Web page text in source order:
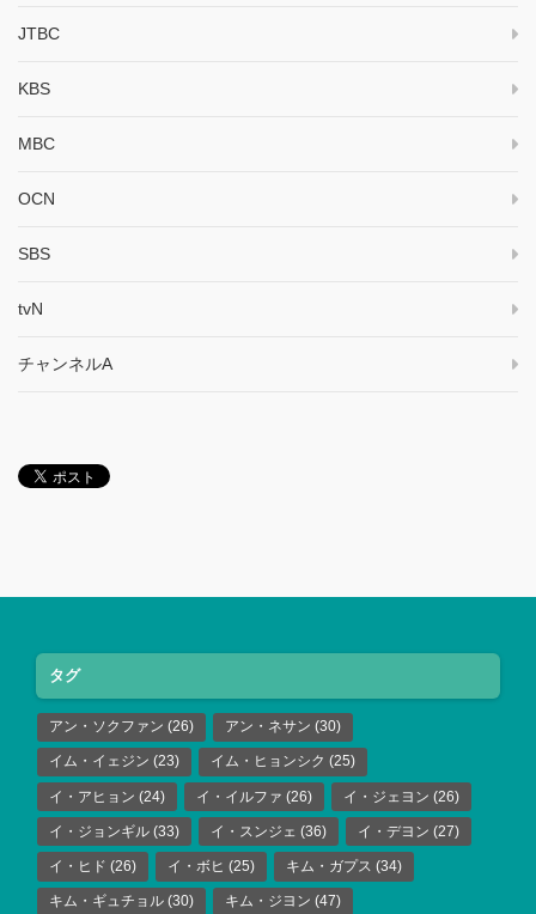
JTBC
KBS
MBC
OCN
SBS
tvN
チャンネルA
タグ
アン・ソクファン (26) アン・ネサン (30)
イム・イェジン (23) イム・ヒョンシク (25)
イ・アヒョン (24) イ・イルファ (26) イ・ジェヨン (26)
イ・ジョンギル (33) イ・スンジェ (36) イ・デヨン (27)
イ・ヒド (26) イ・ボヒ (25) キム・ガプス (34)
キム・ギュチョル (30) キム・ジヨン (47)